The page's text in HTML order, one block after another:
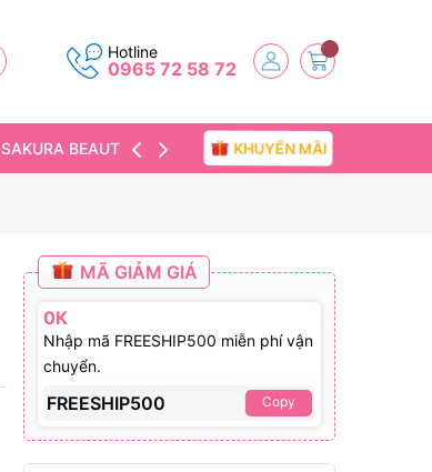
Hotline
0965 72 58 72
SAKURA BEAUTY TIN TỨC
KHUYẾN MÃI
MÃ GIẢM GIÁ
0K
Nhập mã FREESHIP500 miễn phí vận
chuyển.
FREESHIP500 Copy